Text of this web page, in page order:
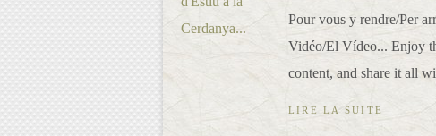
Pour vous y rendre/Per
Vidéo/El Vídeo... Enjoy
content, and share it all
LIRE LA SUITE